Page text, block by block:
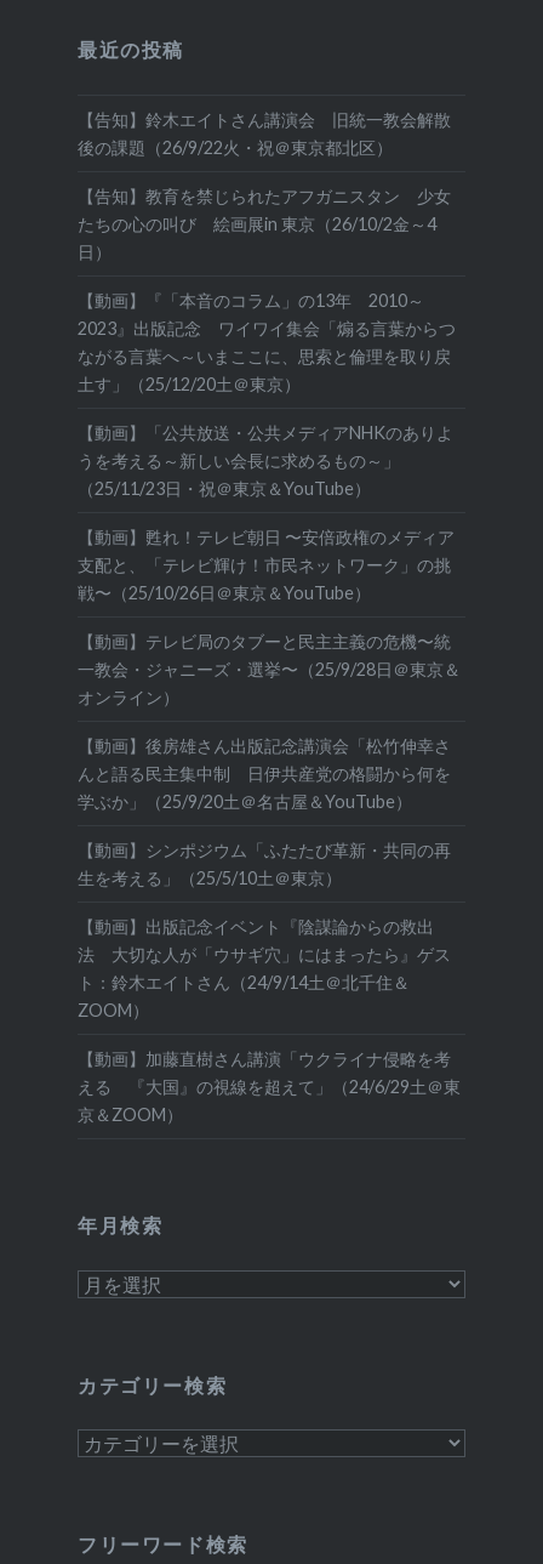
最近の投稿
【告知】鈴木エイトさん講演会 旧統一教会解散
後の課題（26/9/22火・祝＠東京都北区）
【告知】教育を禁じられたアフガニスタン 少女
たちの心の叫び 絵画展in 東京（26/10/2金～4
日）
【動画】『「本音のコラム」の13年 2010～
2023』出版記念 ワイワイ集会「煽る言葉からつ
ながる言葉へ～いまここに、思索と倫理を取り戻
土す」（25/12/20土＠東京）
【動画】「公共放送・公共メディアNHKのありよ
うを考える～新しい会長に求めるもの～」
（25/11/23日・祝＠東京＆YouTube）
【動画】甦れ！テレビ朝日 〜安倍政権のメディア
支配と、「テレビ輝け！市民ネットワーク」の挑
戦〜（25/10/26日＠東京＆YouTube）
【動画】テレビ局のタブーと民主主義の危機〜統
一教会・ジャニーズ・選挙〜（25/9/28日＠東京＆
オンライン）
【動画】後房雄さん出版記念講演会「松竹伸幸さ
んと語る民主集中制 日伊共産党の格闘から何を
学ぶか」（25/9/20土＠名古屋＆YouTube）
【動画】シンポジウム「ふたたび革新・共同の再
生を考える」（25/5/10土＠東京）
【動画】出版記念イベント『陰謀論からの救出
法 大切な人が「ウサギ穴」にはまったら』ゲス
ト：鈴木エイトさん（24/9/14土＠北千住＆
ZOOM）
【動画】加藤直樹さん講演「ウクライナ侵略を考
える 『大国』の視線を超えて」（24/6/29土＠東
京＆ZOOM）
年月検索
年
カテゴリー検索
カ
ー
フリーワード検索